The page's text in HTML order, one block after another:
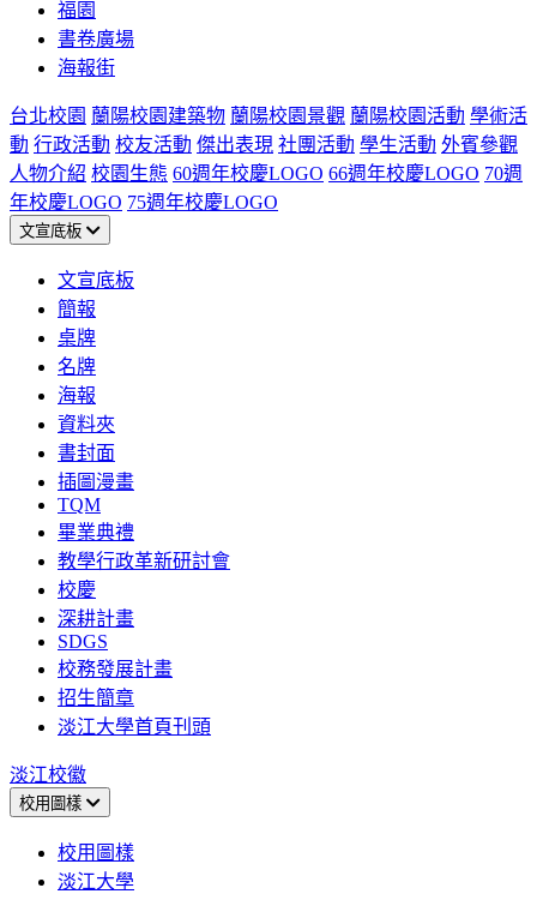
福園
書卷廣場
海報街
台北校園 蘭陽校園建築物 蘭陽校園景觀 蘭陽校園活動 學術活
動 行政活動 校友活動 傑出表現 社團活動 學生活動 外賓參觀
人物介紹 校園生態 60週年校慶LOGO 66週年校慶LOGO 70週
年校慶LOGO 75週年校慶LOGO
文宣底板
文宣底板
簡報
桌牌
名牌
海報
資料夾
書封面
插圖漫畫
TQM
畢業典禮
教學行政革新研討會
校慶
深耕計畫
SDGS
校務發展計畫
招生簡章
淡江大學首頁刊頭
淡江校徽
校用圖樣
校用圖樣
淡江大學